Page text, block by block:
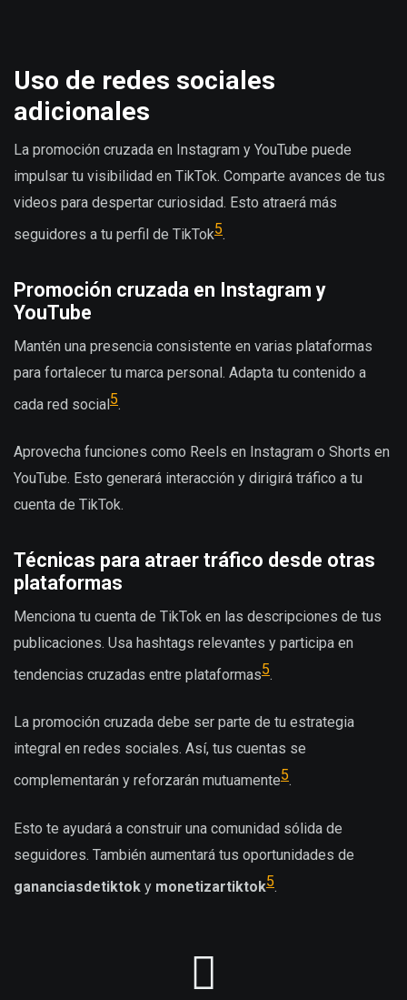
Uso de redes sociales
adicionales
La promoción cruzada en Instagram y YouTube puede
impulsar tu visibilidad en TikTok. Comparte avances de tus
videos para despertar curiosidad. Esto atraerá más
seguidores a tu perfil de TikTok5.
Promoción cruzada en Instagram y
YouTube
Mantén una presencia consistente en varias plataformas
para fortalecer tu marca personal. Adapta tu contenido a
cada red social5.
Aprovecha funciones como Reels en Instagram o Shorts en
YouTube. Esto generará interacción y dirigirá tráfico a tu
cuenta de TikTok.
Técnicas para atraer tráfico desde otras
plataformas
Menciona tu cuenta de TikTok en las descripciones de tus
publicaciones. Usa hashtags relevantes y participa en
tendencias cruzadas entre plataformas5.
La promoción cruzada debe ser parte de tu estrategia
integral en redes sociales. Así, tus cuentas se
complementarán y reforzarán mutuamente5.
Esto te ayudará a construir una comunidad sólida de
seguidores. También aumentará tus oportunidades de
gananciasdetiktok y monetizartiktok5.